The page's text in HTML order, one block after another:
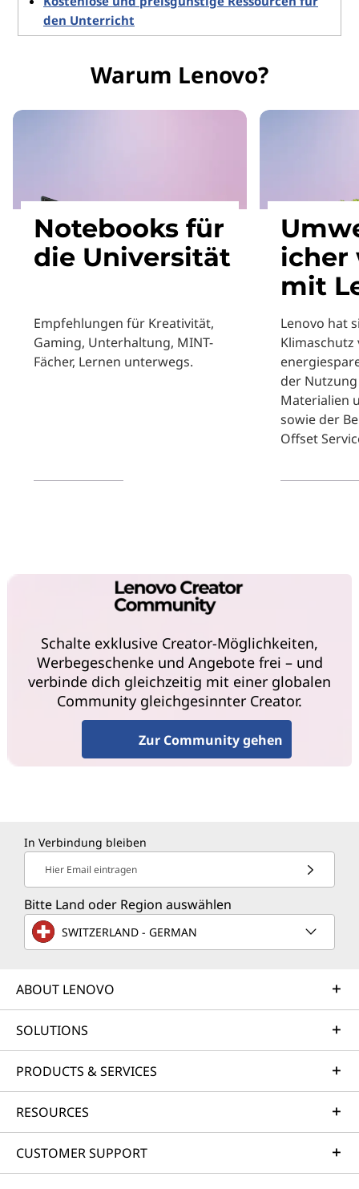
den Unterricht
Warum Lenovo?
Notebooks für
die Universität
Empfehlungen für Kreativität,
Gaming, Unterhaltung, MINT-
Fächer, Lernen unterwegs.
icher
mit
Lenovo hat
der
Materialien
sowie der
Offset
Schalte exklusive Creator-Möglichkeiten,
Werbegeschenke und Angebote frei – und
verbinde dich gleichzeitig mit einer globalen
Community gleichgesinnter Creator.
Zur Community gehen
In Verbindung bleiben
Hier Email eintragen
Bitte Land oder Region auswählen
SWITZERLAND - GERMAN
ABOUT LENOVO
SOLUTIONS
PRODUCTS & SERVICES
RESOURCES
CUSTOMER SUPPORT